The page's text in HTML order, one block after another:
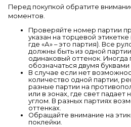
Перед покупкой обратите
моментов.
Проверяйте номер партии
указан на торцевой
где «А» – это партия). Все
должны быть из одной
одинаковый оттенок.
обозначаться двумя
В случае если нет
количество одной партии,
разные партии на
или в зонах, где свет падает
углом. В разных партиях
оттенках.
Обращайте внимание на
поклейки.